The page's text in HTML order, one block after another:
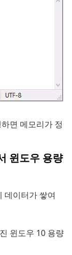
면 메모리가 정
윈도우 용량
데이터가 쌓여
윈도우 10 용량